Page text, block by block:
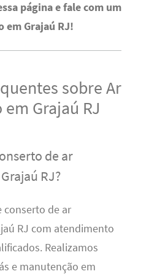
página e fale com um
em Grajaú RJ!
sobre Ar
Grajaú RJ
de ar
RJ?
conserto de ar
RJ com atendimento
Realizamos
e manutenção em